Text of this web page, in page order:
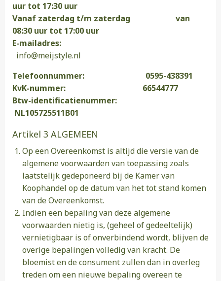
uur tot 17:30 uur
Vanaf zaterdag t/m zaterdag van
08:30 uur tot 17:00 uur
E-mailadres:
info@meijstyle.nl
Telefoonnummer: 0595-438391
KvK-nummer: 66544777
Btw-identificatienummer:
NL105725511B01
Artikel 3 ALGEMEEN
Op een Overeenkomst is altijd die versie van de
algemene voorwaarden van toepassing zoals
laatstelijk gedeponeerd bij de Kamer van
Koophandel op de datum van het tot stand komen
van de Overeenkomst.
Indien een bepaling van deze algemene
voorwaarden nietig is, (geheel of gedeeltelijk)
vernietigbaar is of onverbindend wordt, blijven de
overige bepalingen volledig van kracht. De
bloemist en de consument zullen dan in overleg
treden om een nieuwe bepaling overeen te